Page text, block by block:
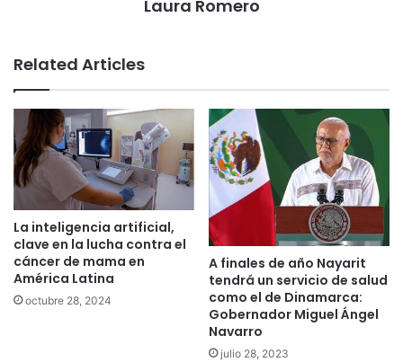
Laura Romero
Related Articles
La inteligencia artificial,
clave en la lucha contra el
cáncer de mama en
América Latina
octubre 28, 2024
A finales de año Nayarit
tendrá un servicio de salud
como el de Dinamarca:
Gobernador Miguel Ángel
Navarro
julio 28, 2023